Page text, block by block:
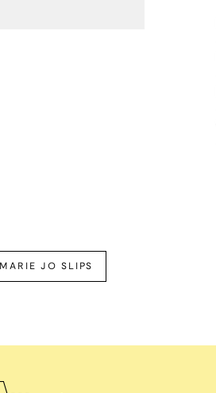
MARIE JO SLIPS